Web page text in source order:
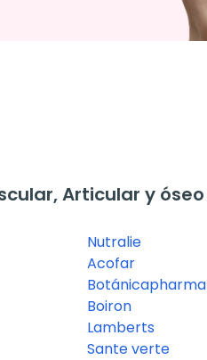
Articular y óseo
Nutralie
Acofar
Botánicapharma
Boiron
Lamberts
Sante verte